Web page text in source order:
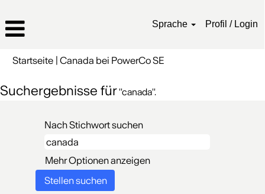
Sprache Profil / Login
Startseite Canada bei PowerCo SE
Suchergebnisse für"canada".
Nach Stichwort suchen
Mehr Optionen anzeigen